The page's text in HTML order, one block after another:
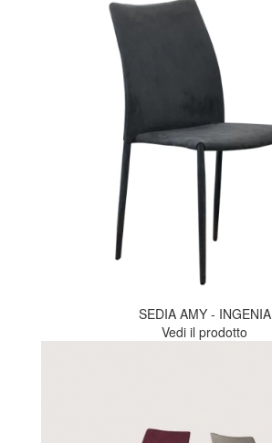
SEDIA AMY - INGENIA
Vedi il prodotto